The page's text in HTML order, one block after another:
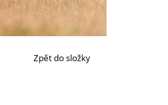
Zpět do složky